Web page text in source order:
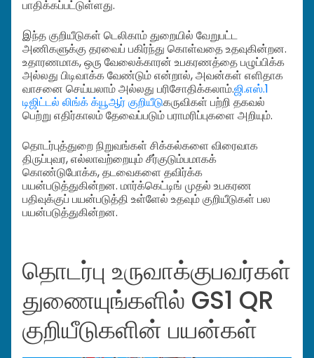
பாதிக்கப்பட்டுள்ளது.
இந்த குறியீடுகள் டெலிகாம் துறையில் வேறுபட்ட
அணிகளுக்கு தரவைப் பகிர்ந்து கொள்வதை உதவுகின்றன.
உதாரணமாக, ஒரு வேலைக்காரன் உபகரணத்தை பழுப்பிக்க
அல்லது பிடிவாக்க வேண்டும் என்றால், அவன்கள் எளிதாக
வாசனை செய்யலாம் அல்லது பரிசோதிக்கலாம்.ஜி.எஸ்.1
டிஜிட்டல் லிங்க் க்யூஆர் குறியீடுகருவிகள் பற்றி தகவல்
பெற்று எதிர்காலம் தேவைப்படும் பராமரிப்புகளை அறியும்.
தொடர்புத்துறை நிறுவங்கள் சிக்கல்களை விரைவாக
திருப்புவர, எல்லாவற்றையும் சீர்குடும்பமாகக்
கொண்டுபோக்க, தடவைகளை தவிர்க்க
பயன்படுத்துகின்றன. மார்க்கெட்டிங் முதல் உபகரண
பதிவுக்குப் பயன்படுத்தி உள்ளேல் உதவும் குறியீடுகள் பல
பயன்படுத்துகின்றன.
தொடர்பு உருவாக்குபவர்கள்
துணையுங்களில் GS1 QR
குறியீடுகளின் பயன்கள்